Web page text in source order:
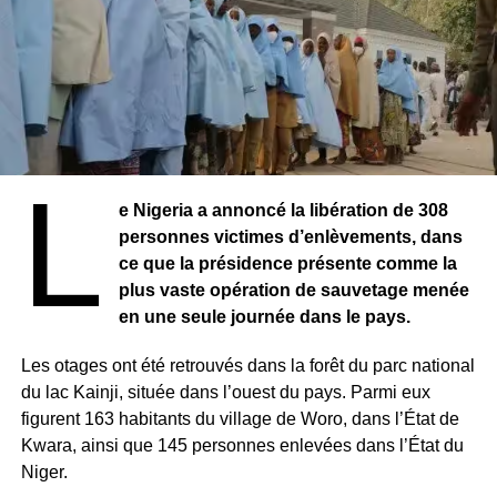
L
e Nigeria a annoncé la libération de 308
personnes victimes d’enlèvements, dans
ce que la présidence présente comme la
plus vaste opération de sauvetage menée
en une seule journée dans le pays.
Les otages ont été retrouvés dans la forêt du parc national
du lac Kainji, située dans l’ouest du pays. Parmi eux
figurent 163 habitants du village de Woro, dans l’État de
Kwara, ainsi que 145 personnes enlevées dans l’État du
Niger.